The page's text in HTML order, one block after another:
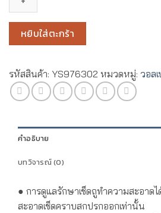
ขาว
No.YS976302
ชิ้น
หยิบใส่ตะกร้า
รหัสสินค้า: YS976302 หมวดหมู่: วอล
คำอธิบาย
บทวิจารณ์ (0)
● การดูแลรักษาเช็ดถูทำความสะอาดไ
สะอาดเช็ดคราบสกปรกออกเท่านั้น